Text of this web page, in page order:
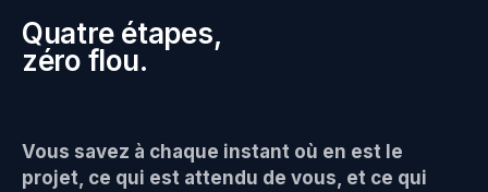
Quatre étapes,
zéro flou.
Vous savez à chaque instant où en est le
projet, ce qui est attendu de vous, et ce qui